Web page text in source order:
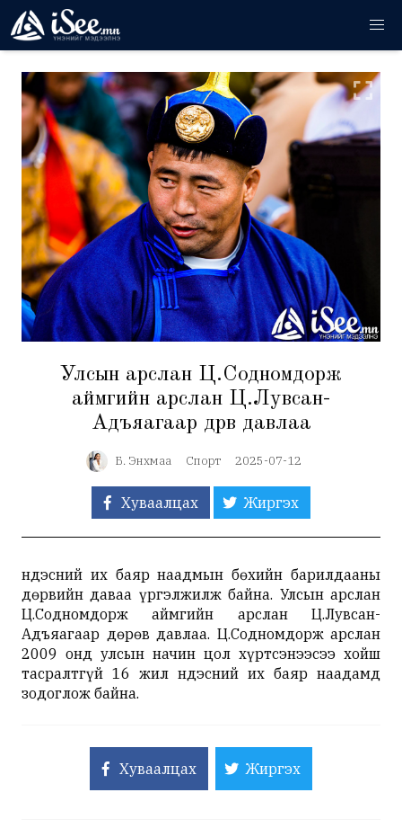
Улсын арслан Ц.Содномдорж
аймгийн арслан Ц.Лувсан-
Адъяагаар дөрөв давлаа
Б. Энхмаа Спорт 2025-07-12
Хуваалцах Жиргэх
Үндэсний их баяр наадмын бөхийн барилдааны
дөрвийн даваа үргэлжилж байна. Улсын арслан
Ц.Содномдорж аймгийн арслан Ц.Лувсан-
Адъяагаар дөрөв давлаа. Ц.Содномдорж арслан
2009 онд улсын начин цол хүртсэнээсээ хойш
тасралтгүй 16 жил Үндэсний их баяр наадамд
зодоглож байна.
Хуваалцах Жиргэх